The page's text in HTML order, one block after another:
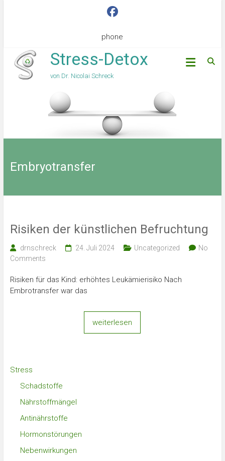
phone
Stress-Detox
von Dr. Nicolai Schreck
Embryotransfer
Risiken der künstlichen Befruchtung
drnschreck 24. Juli 2024 Uncategorized
No
Comments
Risiken für das Kind: erhöhtes Leukämierisiko Nach
Embrotransfer war das
weiterlesen
Stress
Schadstoffe
Nährstoffmängel
Antinährstoffe
Hormonstörungen
Nebenwirkungen